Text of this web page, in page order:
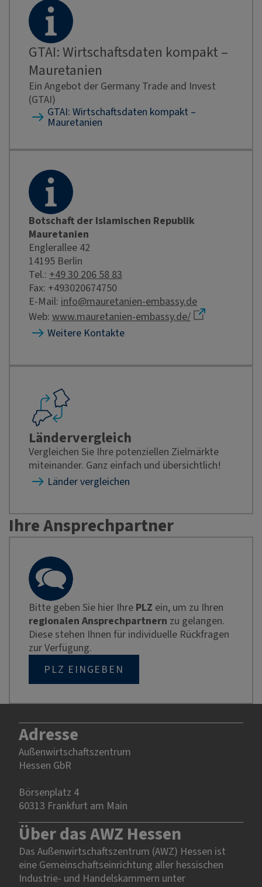
GTAI: Wirtschaftsdaten kompakt –
Mauretanien
Ein Angebot der Germany Trade and Invest
(GTAI)
GTAI: Wirtschaftsdaten kompakt –
Mauretanien
Botschaft der Islamischen Republik
Mauretanien
Englerallee 42
14195 Berlin
Tel.: +49 30 206 58 83
Fax: +493020674750
E-Mail: info@mauretanien-embassy.de
Web: www.mauretanien-embassy.de/
Weitere Kontakte
Ländervergleich
Vergleichen Sie Ihre potenziellen Zielmärkte
miteinander. Ganz einfach und übersichtlich!
Länder vergleichen
Ihre Ansprechpartner
Bitte geben Sie hier Ihre PLZ ein, um zu Ihren
regionalen Ansprechpartnern zu gelangen.
Diese stehen Ihnen für individuelle Rückfragen
zur Verfügung.
PLZ EINGEBEN
Adresse
Außenwirtschaftszentrum
Hessen GbR
Börsenplatz 4
60313 Frankfurt am Main
Über das AWZ Hessen
Das Außenwirtschaftszentrum (AWZ) Hessen ist
eine Gemeinschaftseinrichtung aller hessischen
Industrie- und Handelskammern unter